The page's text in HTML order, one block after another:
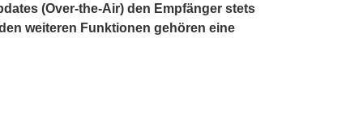
(Over-the-Air) den Empfänger stets
weiteren Funktionen gehören eine